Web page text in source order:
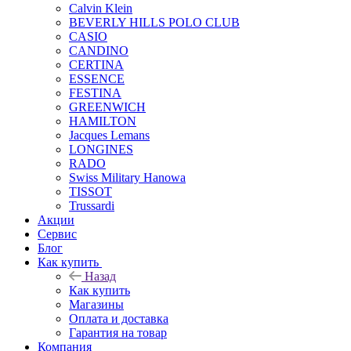
Calvin Klein
BEVERLY HILLS POLO CLUB
CASIO
CANDINO
CERTINA
ESSENCE
FESTINA
GREENWICH
HAMILTON
Jacques Lemans
LONGINES
RADO
Swiss Military Hanowa
TISSOT
Trussardi
Акции
Сервис
Блог
Как купить
Назад
Как купить
Магазины
Оплата и доставка
Гарантия на товар
Компания